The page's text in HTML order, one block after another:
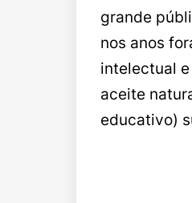
grande
nos anos
intelectual
aceite
educativo)